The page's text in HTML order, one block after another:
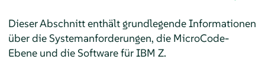
Dieser Abschnitt enthält grundlegende Informationen
über die Systemanforderungen, die MicroCode-
Ebene und die Software für IBM Z.